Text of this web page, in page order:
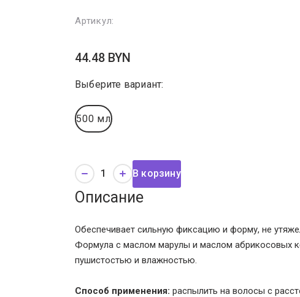
Артикул:
44.48 BYN
Выберите вариант:
500 мл
В корзину
Описание
Обеспечивает сильную фиксацию и форму, не
Формула с маслом марулы и маслом абрикосовых
пушистостью и влажностью.
Способ применения: распылить на волосы с